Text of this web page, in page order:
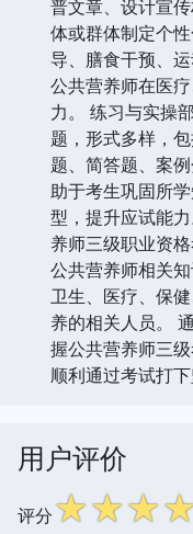
普文章、设计宣
体或群体制定个
导、膳食干预、
公共营养师在医
力。 练习与实操
题，形式多样，
题、简答题、案
助于考生巩固所
型，提升应试能
养师三级职业资
公共营养师相关
卫生、医疗、保
养的相关人员。
握公共营养师三
顺利通过考试打下
用户评价
评分☆☆☆